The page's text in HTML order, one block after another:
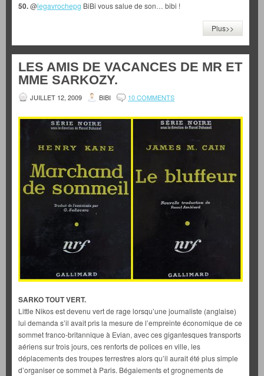
50.@legavrochepg BiBi vous salue de son… bibi !
Plus>>
LES AMIS DE VACANCES DE MR ET
MME SARKOZY.
JUILLET 12, 2009 BIBI 10 COMMENTS
SARKO TOUT VERT.
Little Nikos est devenu vert de rage lorsqu’une journaliste (anglaise)
lui demanda s’il avait pris la mesure de l’empreinte économique de ce
sommet franco-britannique à Evian, avec ces gigantesques transports
aériens sur trois jours, ces renforts de polices en ville, les
déplacements des troupes terrestres alors qu’il aurait été plus simple
d’organiser ce sommet à Paris. Bégaiements et grognements de